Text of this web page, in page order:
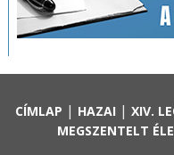
CÍMLAP | HAZAI | XIV.
MEGSZENTELT